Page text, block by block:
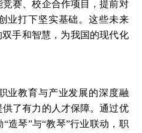
赛、校企合作项目，提前对
业打下坚实基础。这些未来
手和智慧，为我国的现代化
教育与产业发展的深度融
了有力的人才保障。通过优
造琴”与“教琴”行业联动，职